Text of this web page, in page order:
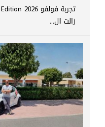
زالت ال...